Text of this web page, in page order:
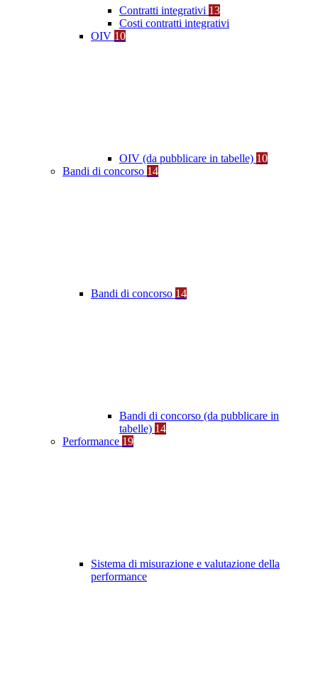
Contratti integrativi 13
Costi contratti integrativi
OIV 10
OIV (da pubblicare in tabelle) 10
Bandi di concorso 14
Bandi di concorso 14
Bandi di concorso (da pubblicare in
tabelle) 14
Performance 19
Sistema di misurazione e valutazione della
performance